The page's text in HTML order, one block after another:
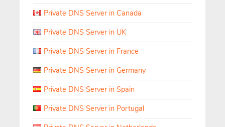
Private DNS Server in Canada
Private DNS Server in UK
Private DNS Server in France
Private DNS Server in Germany
Private DNS Server in Spain
Private DNS Server in Portugal